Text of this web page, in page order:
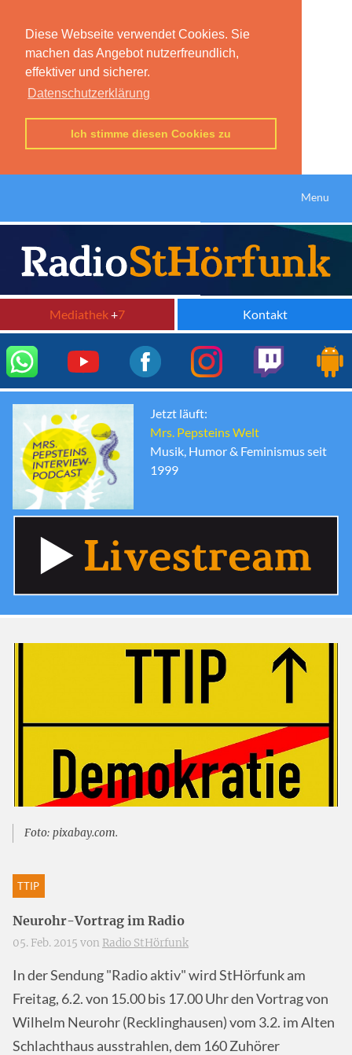
Diese Webseite verwendet Cookies. Sie
machen das Angebot nutzerfreundlich,
effektiver und sicherer.
Datenschutzerklärung
Ich stimme diesen Cookies zu
Menu
Mediathek+7 Kontakt
Jetzt läuft:
Mrs. Pepsteins Welt
Musik, Humor & Feminismus seit
1999
Foto: pixabay.com.
TTIP
Neurohr-Vortrag im Radio
05. Feb. 2015 von Radio StHörfunk
In der Sendung "Radio aktiv" wird StHörfunk am
Freitag, 6.2. von 15.00 bis 17.00 Uhr den Vortrag von
Wilhelm Neurohr (Recklinghausen) vom 3.2. im Alten
Schlachthaus ausstrahlen, dem 160 Zuhörer